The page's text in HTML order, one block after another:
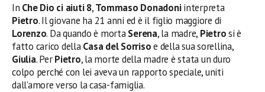
In Che Dio ci aiuti 8,Tommaso Donadoniinterpreta
Pietro. Il giovane ha 21 anni ed è il figlio maggiore di
Lorenzo. Da quando è mortaSerena, la madre, Pietrosi è
fatto carico dellaCasa del Sorrisoe della sua sorellina,
Giulia. PerPietro, la morte della madre è stata un duro
colpo perché con lei aveva un rapporto speciale, uniti
dall’amore verso la casa-famiglia.